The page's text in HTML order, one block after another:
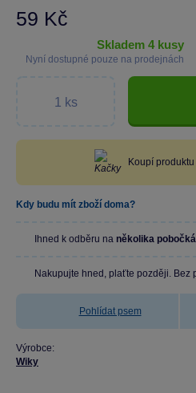
59 Kč
skladem 4 kusy
Nyní dostupné pouze na prodejnách
Koupí
Kdy budu mít zboží doma?
Ihned k odběru na několika
Nakupujte hned, plaťte později. Bez
Pohlídat psem
Výrobce:
Wiky